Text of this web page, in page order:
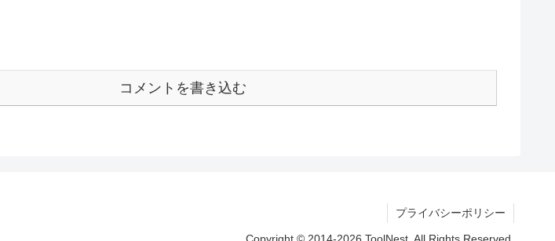
コメントを書き込む
プライバシーポリシー
Copyright © 2014-2026 ToolNest. All Rights Reserved.